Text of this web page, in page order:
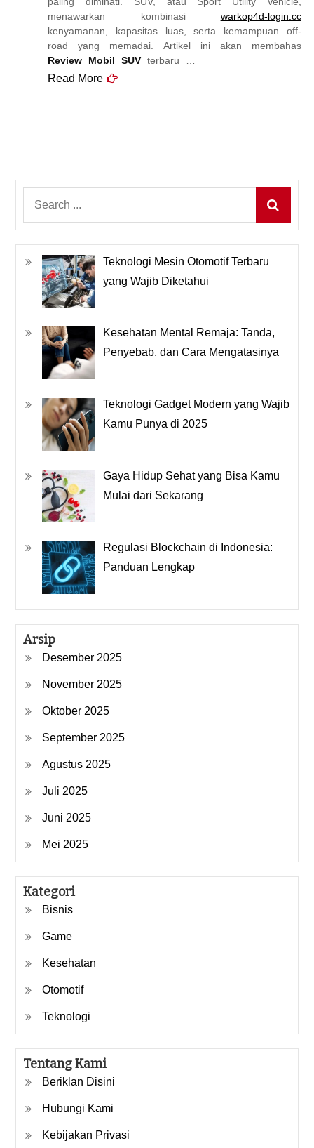
menawarkan kombinasi warkop4d-login.cc
kenyamanan, kapasitas luas, serta kemampuan off-
road yang memadai. Artikel ini akan membahas
Review Mobil SUV terbaru …
Read More
Teknologi Mesin Otomotif Terbaru
yang Wajib Diketahui
Kesehatan Mental Remaja: Tanda,
Penyebab, dan Cara Mengatasinya
Teknologi Gadget Modern yang Wajib
Kamu Punya di 2025
Gaya Hidup Sehat yang Bisa Kamu
Mulai dari Sekarang
Regulasi Blockchain di Indonesia:
Panduan Lengkap
Arsip
Desember 2025
November 2025
Oktober 2025
September 2025
Agustus 2025
Juli 2025
Juni 2025
Mei 2025
Kategori
Bisnis
Game
Kesehatan
Otomotif
Teknologi
Tentang Kami
Beriklan Disini
Hubungi Kami
Kebijakan Privasi